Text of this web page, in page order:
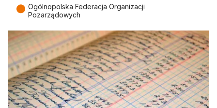
● Ogólnopolska Federacja Organizacji
Pozarządowych